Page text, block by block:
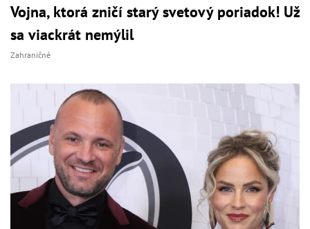
Vojna, ktorá zničí starý svetový poriadok! Už
sa viackrát nemýlil
Zahraničné